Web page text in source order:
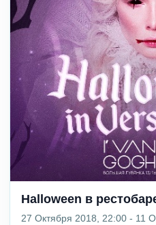
Halloween в
27 Октября 2018, 22:00 - 11